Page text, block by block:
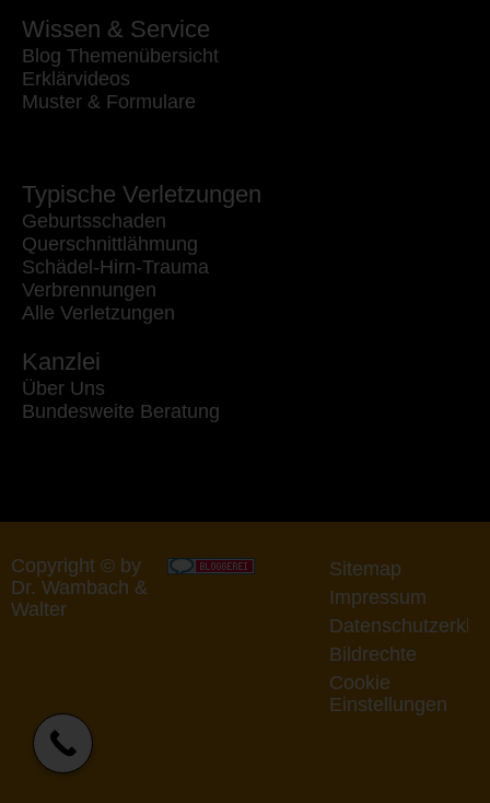
Wissen & Service
Blog Themenübersicht
Erklärvideos
Muster & Formulare
Typische Verletzungen
Geburtsschaden
Querschnittlähmung
Schädel-Hirn-Trauma
Verbrennungen
Alle Verletzungen
Kanzlei
Über Uns
Bundesweite Beratung
Copyright © by
Dr. Wambach &
Walter
Sitemap
Impressum
Bildrechte
Cookie
Einstellungen